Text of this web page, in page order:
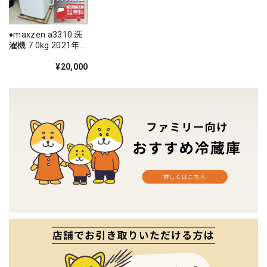
♦️maxzen a3310 洗
濯機 7.0kg 2021年
¥20,000